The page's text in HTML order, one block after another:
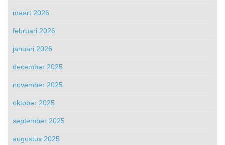
maart 2026
februari 2026
januari 2026
december 2025
november 2025
oktober 2025
september 2025
augustus 2025